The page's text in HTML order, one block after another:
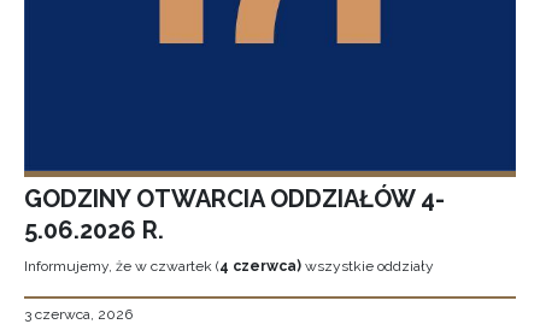
GODZINY OTWARCIA ODDZIAŁÓW 4-
5.06.2026 R.
Informujemy, że w czwartek (4 czerwca) wszystkie oddziały
3 czerwca, 2026